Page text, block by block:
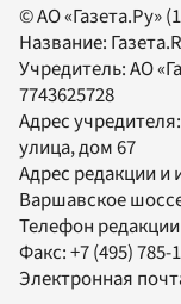
© АО «Газета.Ру»
Название:
Учредитель:АО
7743625728
Адрес
улица, дом 67
Адрес редакции и
Варшавское
Телефон
Факс:+7 (495) 785-
Электронная